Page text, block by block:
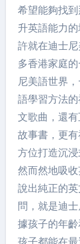
希望能夠找
升英語能力
許就在迪士
多香港家庭
尼美語世界
語學習方法
文歌曲，還
故事書，更
方位打造沉
然而然地吸
說出純正的
問，就是迪
據孩子的年